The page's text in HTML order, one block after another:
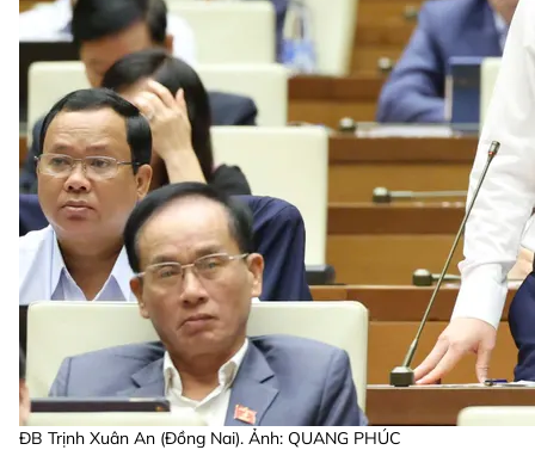
ĐB Trịnh Xuân An (Đồng Nai). Ảnh: QUANG PHÚC